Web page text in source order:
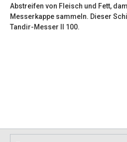
Abstreifen von Fleisch und Fett,
Messerkappe sammeln. Dieser
Tandir-Messer II 100.